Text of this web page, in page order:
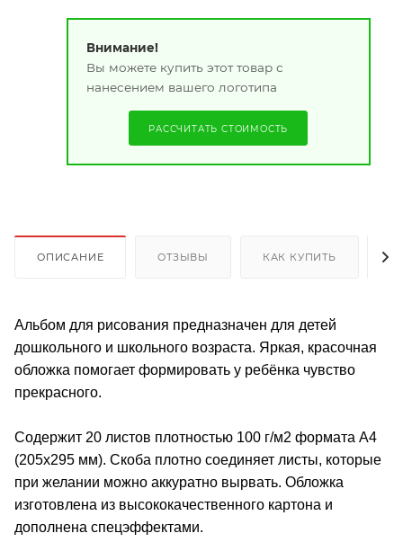
Внимание!
Вы можете купить этот товар с
нанесением вашего логотипа
РАССЧИТАТЬ СТОИМОСТЬ
ОПИСАНИЕ ОТЗЫВЫ КАК КУПИТЬ
Альбом для рисования предназначен для детей
дошкольного и школьного возраста. Яркая, красочная
обложка помогает формировать у ребёнка чувство
прекрасного.
Содержит 20 листов плотностью 100 г/м2 формата А4
(205х295 мм). Скоба плотно соединяет листы, которые
при желании можно аккуратно вырвать. Обложка
изготовлена из высококачественного картона и
дополнена спецэффектами.